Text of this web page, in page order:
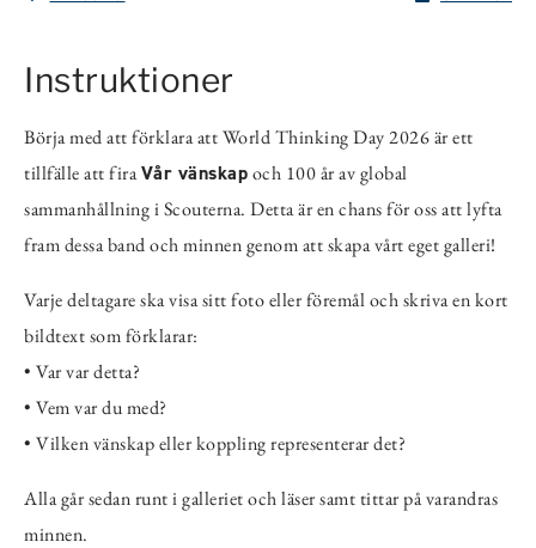
Instruktioner
Börja med att förklara att World Thinking Day 2026 är ett
tillfälle att firaVår vänskapoch 100 år av global
sammanhållning i Scouterna. Detta är en chans för oss att lyfta
fram dessa band och minnen genom att skapa vårt eget galleri!
Varje deltagare ska visa sitt foto eller föremål och skriva en kort
bildtext som förklarar:
• Var var detta?
• Vem var du med?
• Vilken vänskap eller koppling representerar det?
Alla går sedan runt i galleriet och läser samt tittar på varandras
minnen.